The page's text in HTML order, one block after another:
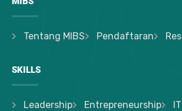
Tentang MIBS Pendaftaran
SKILLS
Leadership Entrepreneurship